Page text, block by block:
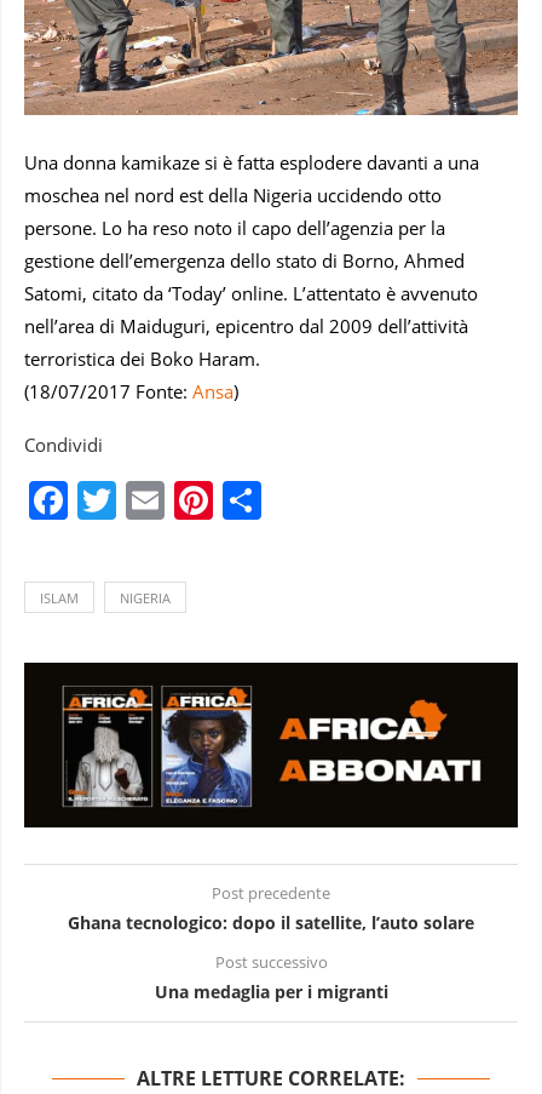
Una donna kamikaze si è fatta esplodere davanti a una
moschea nel nord est della Nigeria uccidendo otto
persone. Lo ha reso noto il capo dell’agenzia per la
gestione dell’emergenza dello stato di Borno, Ahmed
Satomi, citato da ‘Today’ online. L’attentato è avvenuto
nell’area di Maiduguri, epicentro dal 2009 dell’attività
terroristica dei Boko Haram.
(18/07/2017 Fonte: Ansa)
Condividi
Facebook
Twitter
EmailPinterest
ISLAM NIGERIA
Post precedente
Ghana tecnologico: dopo il satellite, l’auto solare
Post successivo
Una medaglia per i migranti
ALTRE LETTURE CORRELATE: